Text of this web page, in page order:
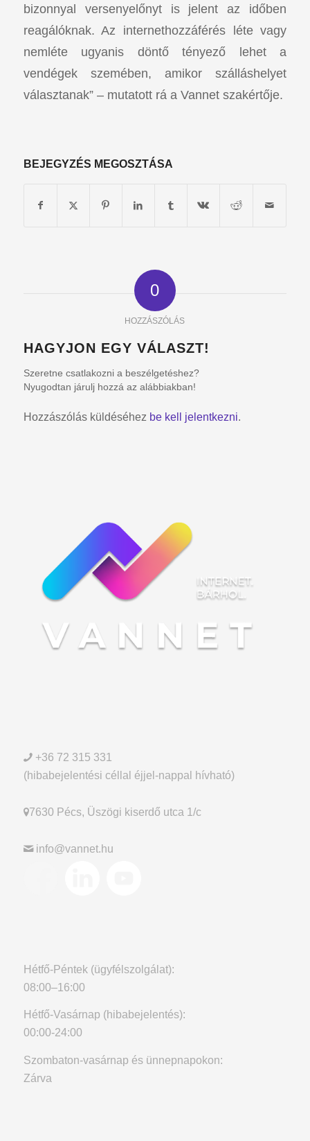
bizonnyal versenyelőnyt is jelent az időben
reagálóknak. Az internethozzáférés léte vagy
nemléte ugyanis döntő tényező lehet a
vendégek szemében, amikor szálláshelyet
választanak” – mutatott rá a Vannet szakértője.
BEJEGYZÉS MEGOSZTÁSA
0
HOZZÁSZÓLÁS
HAGYJON EGY VÁLASZT!
Szeretne csatlakozni a beszélgetéshez?
Nyugodtan járulj hozzá az alábbiakban!
Hozzászólás küldéséhez be kell jelentkezni.
+36 72 315 331
(hibabejelentési céllal éjjel-nappal hívható)
7630 Pécs, Üszögi kiserdő utca 1/c
info@vannet.hu
Hétfő-Péntek (ügyfélszolgálat):
08:00–16:00
Hétfő-Vasárnap (hibabejelentés):
00:00-24:00
Szombaton-vasárnap és ünnepnapokon:
Zárva